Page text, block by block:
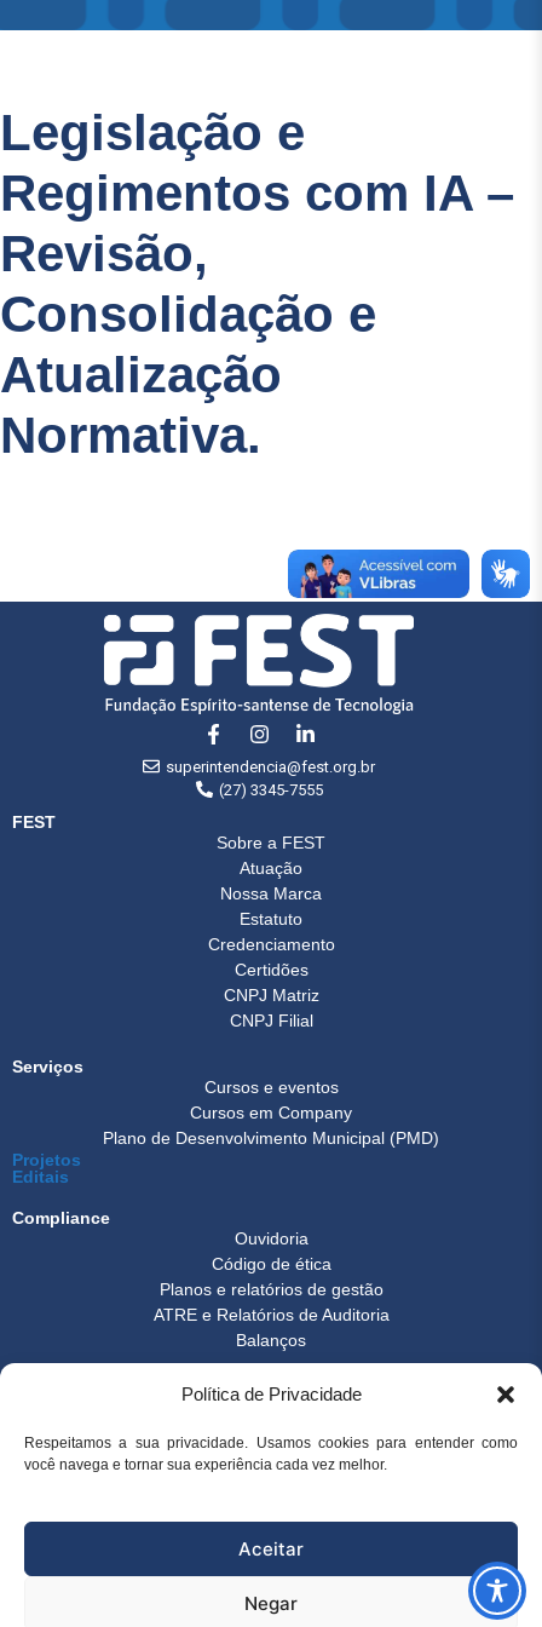
Política de Privacidade
Respeitamos a sua privacidade. Usamos cookies para entender como
você navega e tornar sua experiência cada vez melhor.
Aceitar
Negar
Legislação e
Regimentos com IA –
Revisão,
Consolidação e
Atualização
Normativa.
superintendencia@fest.org.br
(27) 3345-7555
FEST
Sobre a FEST
Atuação
Nossa Marca
Estatuto
Credenciamento
Certidões
CNPJ Matriz
CNPJ Filial
Serviços
Cursos e eventos
Cursos em Company
Plano de Desenvolvimento Municipal (PMD)
Projetos
Editais
Compliance
Ouvidoria
Código de ética
Planos e relatórios de gestão
ATRE e Relatórios de Auditoria
Balanços
Boletim FEST
Notícias Gerais
© 2026 FEST - Fundação Espírito-santense de Tecnologia | Desenvolvido
Arco Websites & E-commerce
superintendencia@fest.org.br (27) 3345-7555